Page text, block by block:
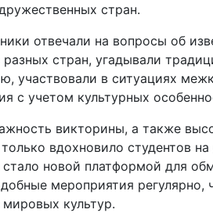
стран.
отвечали на вопросы об
стран, угадывали
участвовали в ситуациях
с учетом культурных
викторины, а также
вдохновило студентов
новой платформой для
мероприятия
культур.